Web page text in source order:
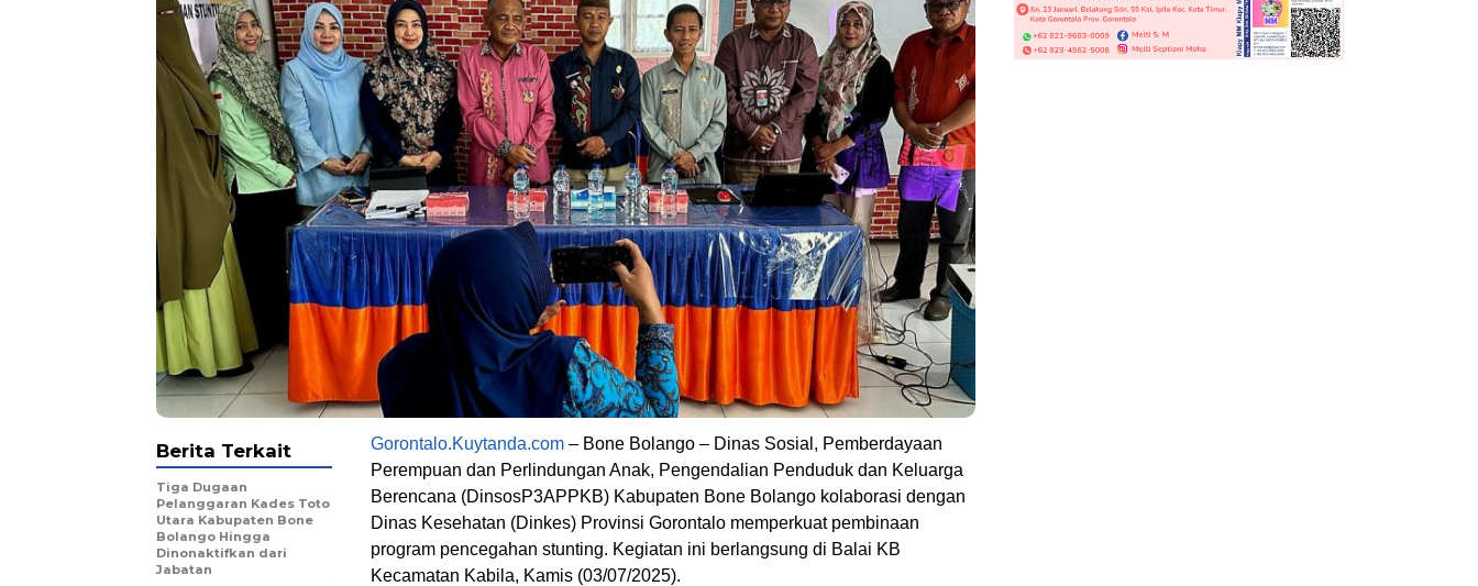
Gorontalo.Kuytanda.com – Bone Bolango – Dinas Sosial, Pemberdayaan
Perempuan dan Perlindungan Anak, Pengendalian Penduduk dan Keluarga
Berencana (DinsosP3APPKB) Kabupaten Bone Bolango kolaborasi dengan
Dinas Kesehatan (Dinkes) Provinsi Gorontalo memperkuat pembinaan
program pencegahan stunting. Kegiatan ini berlangsung di Balai KB
Kecamatan Kabila, Kamis (03/07/2025).
Berita Terkait
Tiga Dugaan
Pelanggaran Kades Toto
Utara Kabupaten Bone
Bolango Hingga
Dinonaktifkan dari
Jabatan